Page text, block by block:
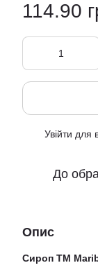
114.90
Увійти для
До
Опис
Сироп ТМ